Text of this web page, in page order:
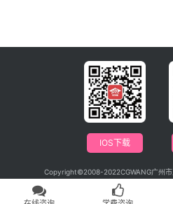
IOS下载
Copyright©2008-2022CGWANG广州市
电信与信息服务业务经营许可
广播电视节目制作经营许可证编号：（粤）